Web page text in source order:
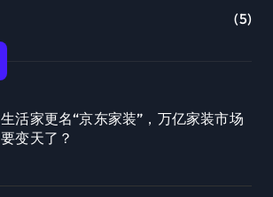
(5)
生活家更名“京东家装”，万亿家装市场
要变天了？